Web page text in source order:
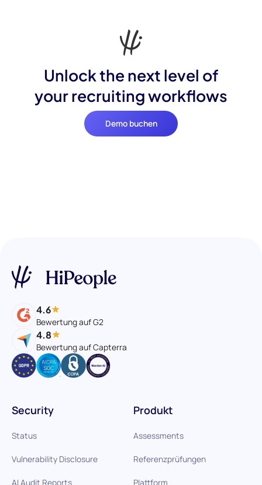
Unlock the next level of
your recruiting workflows
Demo buchen
4.6
Bewertung auf G2
4.8
Bewertung auf Capterra
Produkt
Assessments
Referenzprüfungen
Plattform
Security
Status
Vulnerability Disclosure
AI Audit Reports